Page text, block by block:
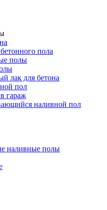
пола
полы
лак для бетона
пол
гараж
наливной пол
наливные полы